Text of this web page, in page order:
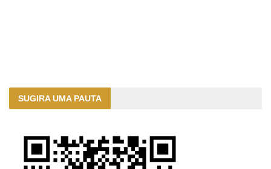
SUGIRA UMA PAUTA